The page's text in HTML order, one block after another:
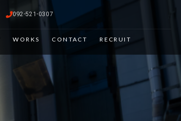
092-521-0307
WORKS CONTACT RECRUIT